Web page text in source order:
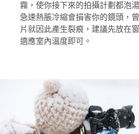
霧，使你接下來的拍攝計劃都泡
急速熱脹冷縮會損害你的鏡頭，
片就因此產生裂痕，建議先放在
適應室內溫度即可。